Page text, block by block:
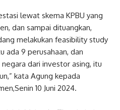
lewat skema KPBU yang
dan sampai dituangkan,
melakukan feasibility study
ada 9 perusahaan, dan
dari investor asing, itu
kata Agung kepada
10 Juni 2024.